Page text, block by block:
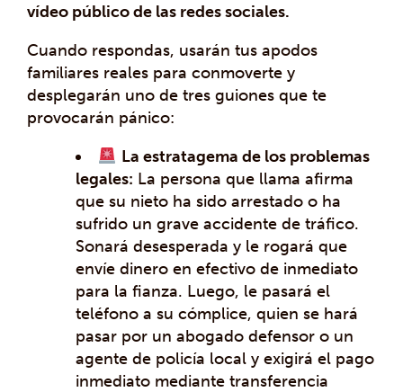
vídeo público de las redes sociales.
Cuando respondas, usarán tus apodos
familiares reales para conmoverte y
desplegarán uno de tres guiones que te
provocarán pánico:
La estratagema de los problemas
legales: La persona que llama afirma
que su nieto ha sido arrestado o ha
sufrido un grave accidente de tráfico.
Sonará desesperada y le rogará que
envíe dinero en efectivo de inmediato
para la fianza. Luego, le pasará el
teléfono a su cómplice, quien se hará
pasar por un abogado defensor o un
agente de policía local y exigirá el pago
inmediato mediante transferencia